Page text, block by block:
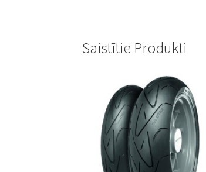
Saistītie Produkti